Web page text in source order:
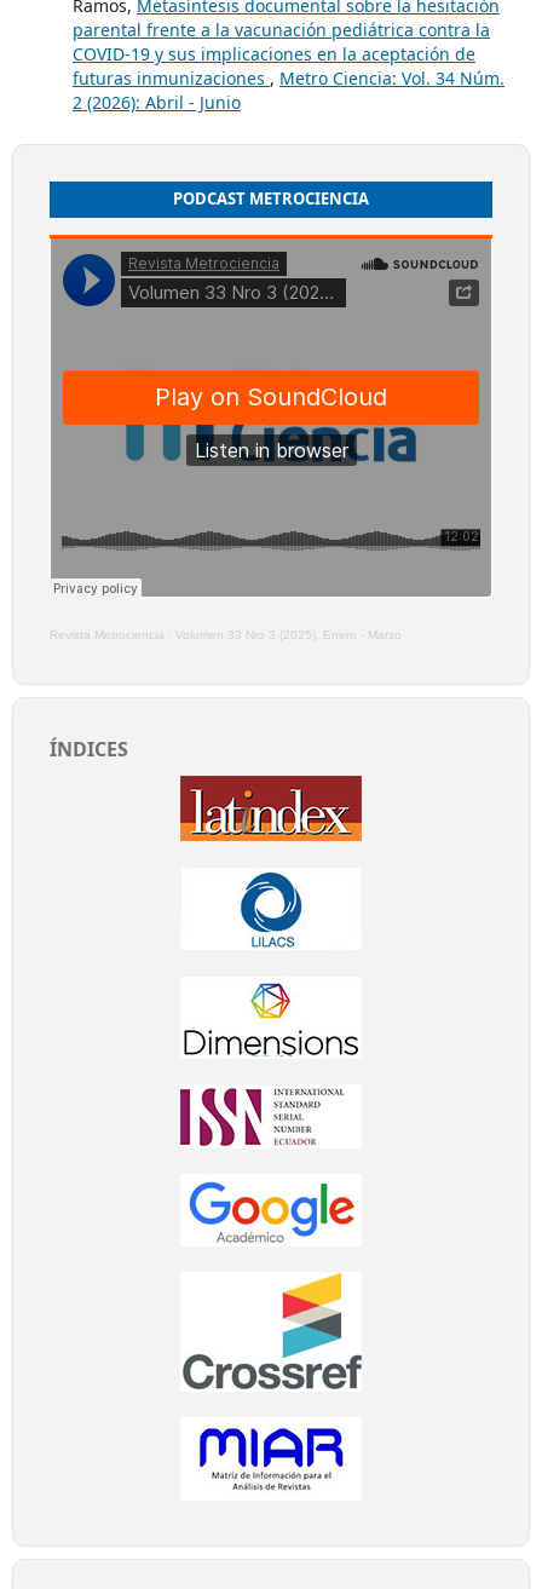
Ramos, Metasíntesis documental sobre la hesitación
parental frente a la vacunación pediátrica contra la
COVID-19 y sus implicaciones en la aceptación de
futuras inmunizaciones , Metro Ciencia: Vol. 34 Núm.
2 (2026): Abril - Junio
PODCAST METROCIENCIA
Revista Metrociencia · Volumen 33 Nro 3 (2025), Enero - Marzo
ÍNDICES